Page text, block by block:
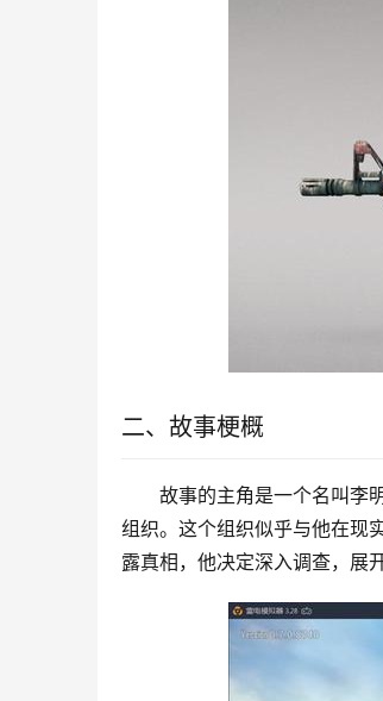
二、故事梗概
故事的主角是一个名叫李
组织。这个组织似乎与他在现
露真相，他决定深入调查，展